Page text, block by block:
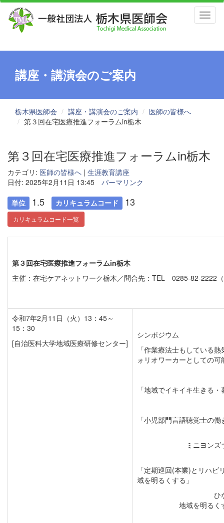
講座・講演会のご案内
栃木県医師会 講座・講演会のご案内
医師の皆様へ
第３回在宅医療推進フォーラムin栃木
第３回在宅医療推進フォーラムin栃木
カテゴリ: 医師の皆様へ | 生涯教育講座
日付: 2025年2月11日 13:45
パーマリンク
単位 1.5 カリキュラムコード 13
カリキュラムコード一覧
第３回在宅医療推進フォーラムin栃木
主催：在宅ケアネットワーク栃木／問合先：TEL 0285-82-2222
令和7年2月11日（火）13：45～
15：30
[自治医科大学地域医療研修センター]
シンポジウム
「作業療法士もしている
ォリオワーカーとしての可
「地域でイキイキ生きる
「小児部門言語聴覚士の働
ミニヨン
「定期巡回(本業)とリハ
域を明るくする」
ひ
地域を明るく